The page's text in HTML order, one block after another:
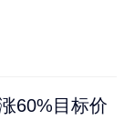
60%目标价